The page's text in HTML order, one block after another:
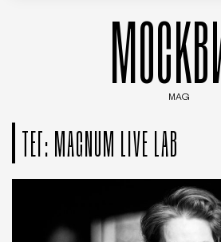
MAG
ТЕГ: MAGNUM LIVE LAB